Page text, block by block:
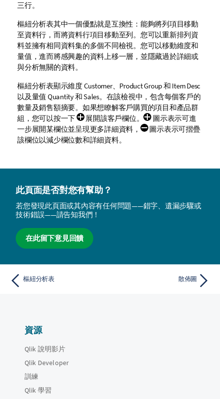
三行。
樞紐分析表其中一個優點就是互換性：能夠將列項目移動
至資料行，而將資料行項目移動至列。您可以重新排列資
料並擁有相同資料集的多個不同檢視。您可以移動維度和
量值，進而將感興趣的資料上移一層，並隱藏過於詳細或
與分析無關的資料。
樞紐分析表顯示維度Customer、 Product Group和 Item Desc
以及量值 Quantity和Sales。在該檢視中，包含每個客戶的
數量及銷售額摘要。如果想瞭解客戶購買的項目和產品群
組，您可以按一下
展開該客戶欄位。
圖示表示可進
一步展開某欄位並呈現更多詳細資料，
圖示表示可摺疊
該欄位以減少欄位數和詳細資料。
此頁面是否對您有幫助？
若您發現此頁面或其內容有任何問題——錯字、遺漏步驟或
技術錯誤——請告知我們！
在此留下意見回饋
樞紐分析表 散佈圖
資源
Qlik 說明影片
Qlik Developer
訓練
Qlik 學習